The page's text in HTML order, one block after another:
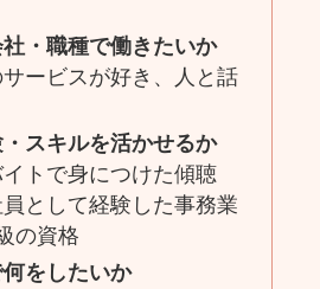
・職種で働きたいか
ービスが好き、人と話
スキルを活かせるか
トで身につけた傾聴
として経験した事務業
の資格
をしたいか